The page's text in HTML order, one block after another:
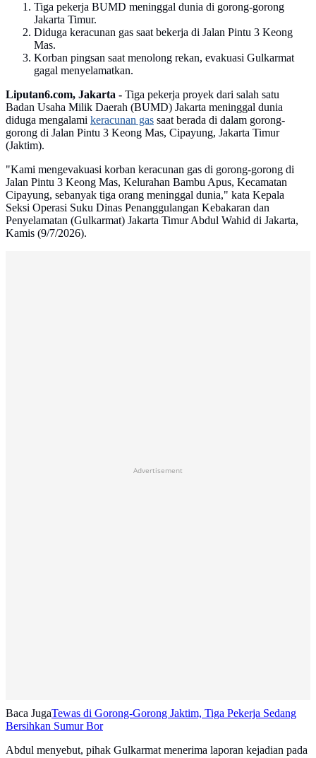
Tiga pekerja BUMD meninggal dunia di gorong-gorong
Jakarta Timur.
Diduga keracunan gas saat bekerja di Jalan Pintu 3 Keong
Mas.
Korban pingsan saat menolong rekan, evakuasi Gulkarmat
gagal menyelamatkan.
Liputan6.com, Jakarta - Tiga pekerja proyek dari salah satu
Badan Usaha Milik Daerah (BUMD) Jakarta meninggal dunia
diduga mengalami keracunan gas saat berada di dalam gorong-
gorong di Jalan Pintu 3 Keong Mas, Cipayung, Jakarta Timur
(Jaktim).
"Kami mengevakuasi korban keracunan gas di gorong-gorong di
Jalan Pintu 3 Keong Mas, Kelurahan Bambu Apus, Kecamatan
Cipayung, sebanyak tiga orang meninggal dunia," kata Kepala
Seksi Operasi Suku Dinas Penanggulangan Kebakaran dan
Penyelamatan (Gulkarmat) Jakarta Timur Abdul Wahid di Jakarta,
Kamis (9/7/2026).
Advertisement
Baca JugaTewas di Gorong-Gorong Jaktim, Tiga Pekerja Sedang
Bersihkan Sumur Bor
Abdul menyebut, pihak Gulkarmat menerima laporan kejadian pada